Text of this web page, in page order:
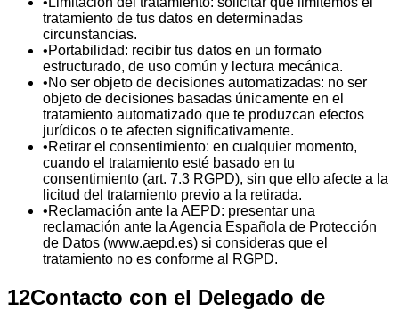
tratamiento de tus datos en determinadas
circunstancias.
•Portabilidad: recibir tus datos en un formato
estructurado, de uso común y lectura mecánica.
•No ser objeto de decisiones automatizadas: no ser
objeto de decisiones basadas únicamente en el
tratamiento automatizado que te produzcan efectos
jurídicos o te afecten significativamente.
•Retirar el consentimiento: en cualquier momento,
cuando el tratamiento esté basado en tu
consentimiento (art. 7.3 RGPD), sin que ello afecte a la
licitud del tratamiento previo a la retirada.
•Reclamación ante la AEPD: presentar una
reclamación ante la Agencia Española de Protección
de Datos (www.aepd.es) si consideras que el
tratamiento no es conforme al RGPD.
12Contacto con el Delegado de